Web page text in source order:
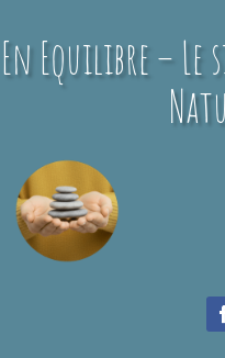
En Equilibre –